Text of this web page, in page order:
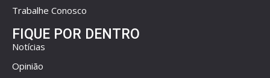
Trabalhe Conosco
FIQUE POR DENTRO
Notícias
Opinião